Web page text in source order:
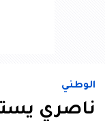
الوطني
ناصري